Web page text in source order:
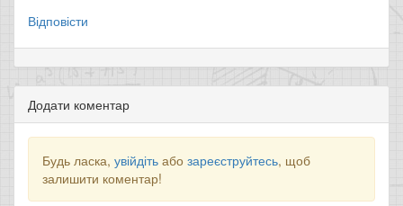
Відповісти
Додати коментар
Будь ласка, увійдіть або зареєструйтесь, щоб
залишити коментар!